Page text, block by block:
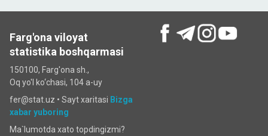
Farg'ona viloyat
statistika boshqarmasi
150100, Farg'ona sh.,
Oq yo'l ko‘chаsi, 104 a-uy
fer@stat.uz • Sayt xaritasi Bizga
xabar yuboring
Ma`lumotda xato topdingizmi?